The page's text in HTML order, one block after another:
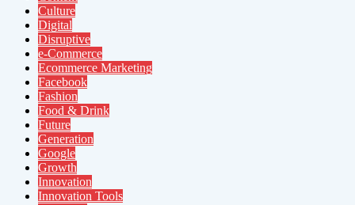
Culture
Digital
Disruptive
e-Commerce
Ecommerce Marketing
Facebook
Fashion
Food & Drink
Future
Generation
Google
Growth
Innovation
Innovation Tools